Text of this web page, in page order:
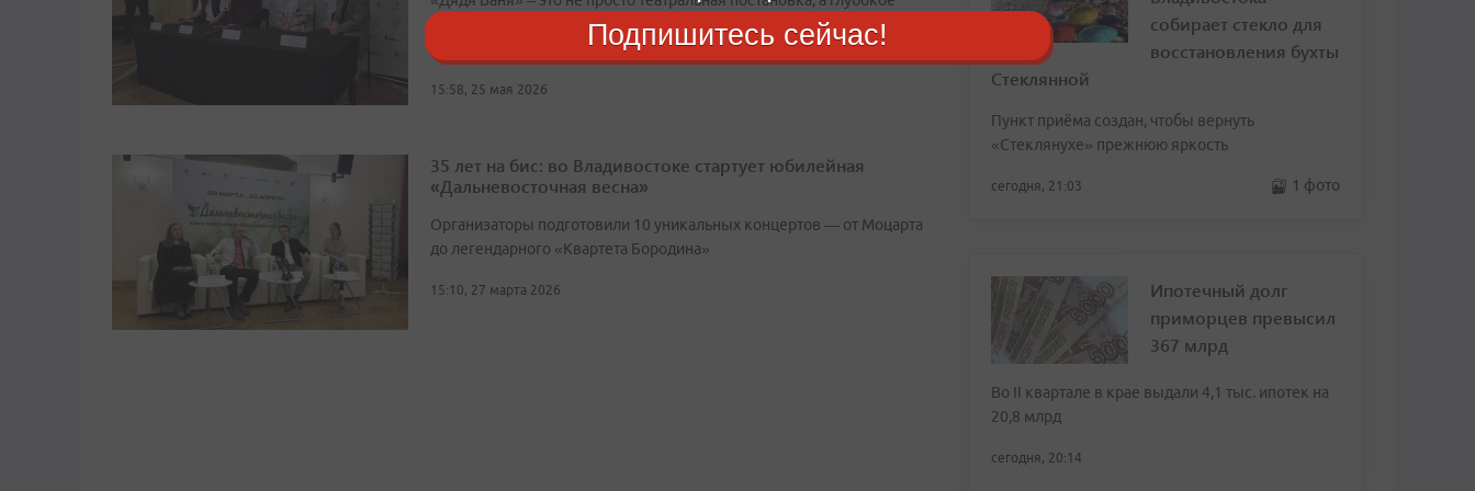
погружение в мир Антона Чехова, предложенное легендарным
режиссером Андреем Кончаловским
15:58, 25 мая 2026
35 лет на бис: во Владивостоке стартует юбилейная
«Дальневосточная весна»
Организаторы подготовили 10 уникальных концертов — от Моцарта
до легендарного «Квартета Бородина»
15:10, 27 марта 2026
собирает стекло для
восстановления бухты
Стеклянной
Пункт приёма создан, чтобы вернуть
«Стеклянухе» прежнюю яркость
сегодня, 21:03 1 фото
Ипотечный долг
приморцев превысил
367 млрд
Во II квартале в крае выдали 4,1 тыс. ипотек на
20,8 млрд
сегодня, 20:14
Подпишитесь сейчас!